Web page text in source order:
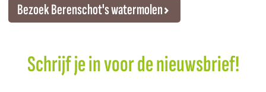
Bezoek Berenschot's watermolen
Schrijf je in voor de nieuwsbrief!